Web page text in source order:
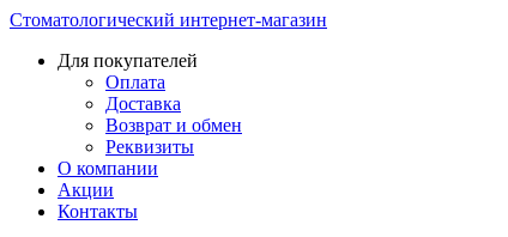
Стоматологический интернет-магазин
Для покупателей
Оплата
Доставка
Возврат и обмен
Реквизиты
О компании
Акции
Контакты